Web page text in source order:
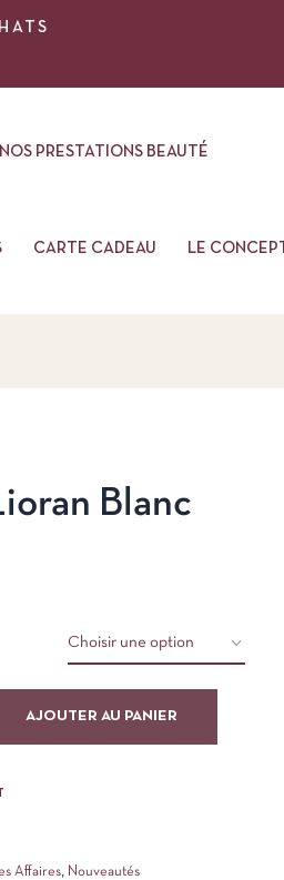
NOS PRESTATIONS BEAUTÉ
CARTE CADEAU LE CONCEPT
Blanc
AJOUTER AU PANIER
Affaires, Nouveautés